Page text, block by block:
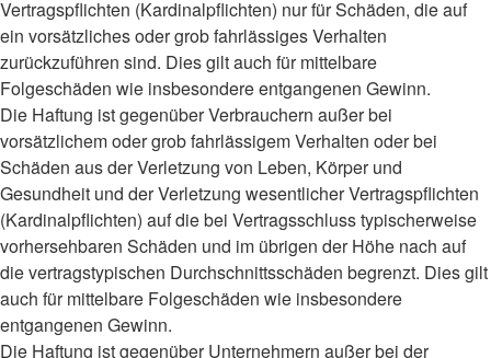
Vertragspflichten (Kardinalpflichten) nur für Schäden, die auf
ein vorsätzliches oder grob fahrlässiges Verhalten
zurückzuführen sind. Dies gilt auch für mittelbare
Folgeschäden wie insbesondere entgangenen Gewinn.
Die Haftung ist gegenüber Verbrauchern außer bei
vorsätzlichem oder grob fahrlässigem Verhalten oder bei
Schäden aus der Verletzung von Leben, Körper und
Gesundheit und der Verletzung wesentlicher Vertragspflichten
(Kardinalpflichten) auf die bei Vertragsschluss typischerweise
vorhersehbaren Schäden und im übrigen der Höhe nach auf
die vertragstypischen Durchschnittsschäden begrenzt. Dies gilt
auch für mittelbare Folgeschäden wie insbesondere
entgangenen Gewinn.
Die Haftung ist gegenüber Unternehmern außer bei der